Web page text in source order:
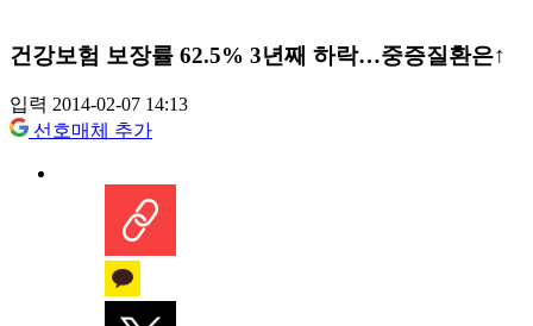
건강보험 보장률 62.5% 3년째 하락…중증질환은↑
입력 2014-02-07 14:13
선호매체 추가